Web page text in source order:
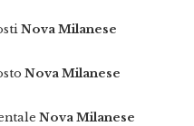
Nova Milanese
Nova Milanese
Nova Milanese